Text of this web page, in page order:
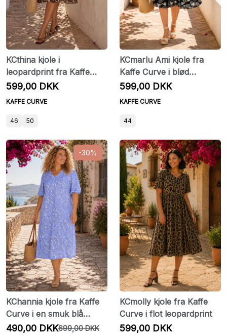
KCthina kjole i
leopardprint fra Kaffe
Curve
599,00 DKK
KAFFE CURVE
46 50
KCmarlu Ami kjole fra
Kaffe Curve i blød
viskosekvalitet
599,00 DKK
KAFFE CURVE
44
-30%
KChannia kjole fra Kaffe
Curve i en smuk blå
nuance
490,00 DKK699,00 DKK
KCmolly kjole fra Kaffe
Curve i flot leopardprint
599,00 DKK